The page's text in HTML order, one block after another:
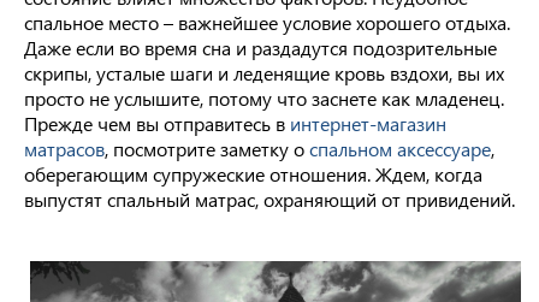
спальное место – важнейшее условие хорошего отдыха.
Даже если во время сна и раздадутся подозрительные
скрипы, усталые шаги и леденящие кровь вздохи, вы их
просто не услышите, потому что заснете как младенец.
Прежде чем вы отправитесь в интернет-магазин
матрасов, посмотрите заметку оспальном аксессуаре,
оберегающим супружеские отношения. Ждем, когда
выпустят спальный матрас, охраняющий от привидений.